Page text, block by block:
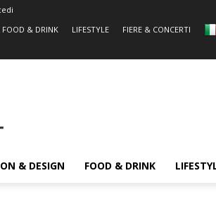
FOOD & DRINK LIFESTYLE FIERE & CONCERTI
& DESIGN FOOD & DRINK